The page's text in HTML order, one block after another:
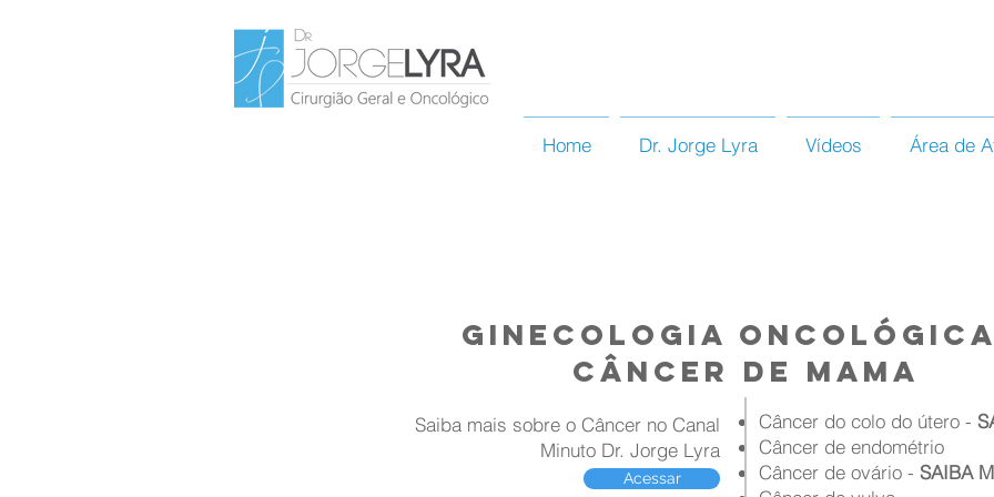
Home Dr. Jorge Lyra Vídeos Área de
ginecologia
câncer de mama
Câncer do colo do útero -
Câncer de endométrio
Câncer de ovário - SAIBA
Acessar
Saiba mais sobre o Câncer no Canal
Minuto Dr. Jorge Lyra